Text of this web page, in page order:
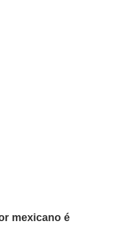
mexicano é